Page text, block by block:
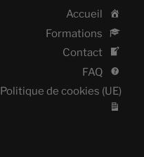
Accueil
Formations
Contact
FAQ
Politique de cookies (UE)